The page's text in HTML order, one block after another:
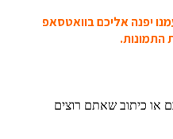
יפנה אליכם בוואטסאפ
התמונות.
כיתוב שאתם רוצים